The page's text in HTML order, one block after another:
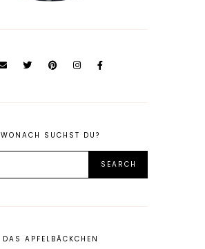
WONACH SUCHST DU?
DAS APFELBÄCKCHEN